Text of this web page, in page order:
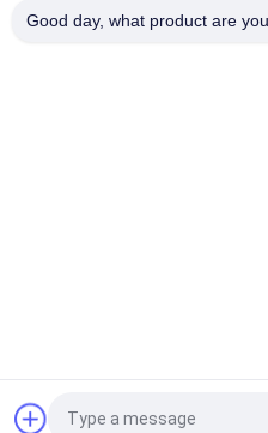
Vraag een
Good day, what product are